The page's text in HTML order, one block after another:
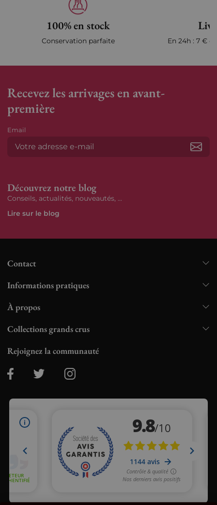
100% en stock
Conservation parfaite En 24h : 7 €
Recevez les arrivages en avant-
première
Email
Découvrez notre blog
Conseils, actualités, nouveautés, ...
Lire sur le blog
Contact
Informations pratiques
À propos
Collections grands crus
Rejoignez la communauté